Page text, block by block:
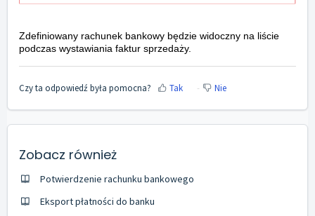
Zdefiniowany rachunek bankowy będzie widoczny na liście
podczas wystawiania faktur sprzedaży.
Czy ta odpowiedź była pomocna? Tak Nie
Zobacz również
Potwierdzenie rachunku bankowego
Eksport płatności do banku